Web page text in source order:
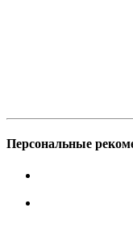
Персональные